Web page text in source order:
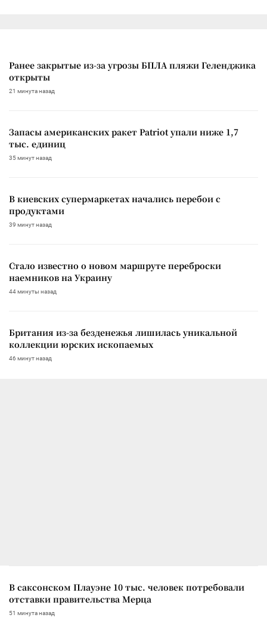
Ранее закрытые из-за угрозы БПЛА пляжи Геленджика
открыты
21 минута назад
Запасы американских ракет Patriot упали ниже 1,7
тыс. единиц
35 минут назад
В киевских супермаркетах начались перебои с
продуктами
39 минут назад
Стало известно о новом маршруте переброски
наемников на Украину
44 минуты назад
Британия из-за безденежья лишилась уникальной
коллекции юрских ископаемых
46 минут назад
В саксонском Плауэне 10 тыс. человек потребовали
отставки правительства Мерца
51 минута назад